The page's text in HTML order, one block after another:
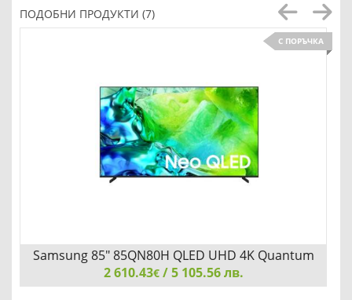
ПОДОБНИ ПРОДУКТИ (7)
С ПОРЪЧКА
Samsung 85" 85QN80H QLED UHD 4K Quantum
Mini LED AI Smart 144 Hz VRR (100 Hz Native) 2026
Black
2 610.43€/ 5 105.56 лв.